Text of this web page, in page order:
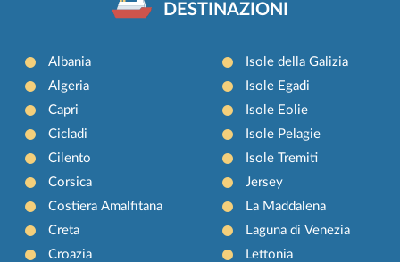
DESTINAZIONI
Albania
Algeria
Capri
Cicladi
Cilento
Corsica
Costiera Amalfitana
Creta
Croazia
Isole della Galizia
Isole Egadi
Isole Eolie
Isole Pelagie
Isole Tremiti
Jersey
La Maddalena
Laguna di Venezia
Lettonia